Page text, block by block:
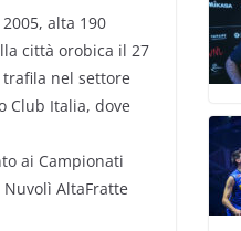
alta 190
città orobica il 27
nel settore
Club Italia, dove
ai Campionati
AltaFratte